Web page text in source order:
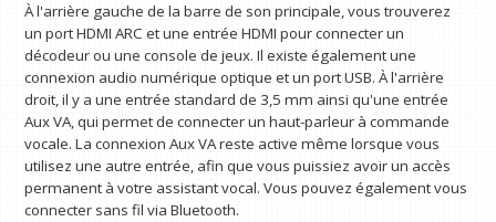
À l'arrière gauche de la barre de son principale, vous trouverez
un port HDMI ARC et une entrée HDMI pour connecter un
décodeur ou une console de jeux. Il existe également une
connexion audio numérique optique et un port USB. À l'arrière
droit, il y a une entrée standard de 3,5 mm ainsi qu'une entrée
Aux VA, qui permet de connecter un haut-parleur à commande
vocale. La connexion Aux VA reste active même lorsque vous
utilisez une autre entrée, afin que vous puissiez avoir un accès
permanent à votre assistant vocal. Vous pouvez également vous
connecter sans fil via Bluetooth.